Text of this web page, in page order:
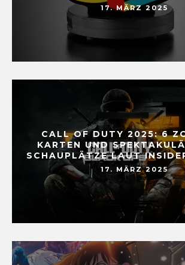
17. MÄRZ 2025
CALL OF DUTY 2025: 6
KARTEN UND
SCHAUPLÄTZE LAUT
17. MÄRZ 2025